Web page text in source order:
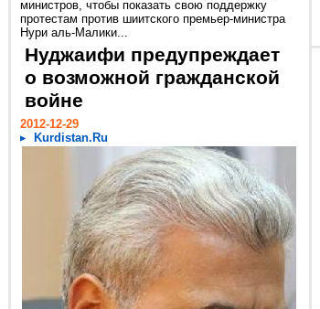
министров, чтобы показать свою поддержку
протестам против шиитского премьер-министра
Нури аль-Малики...
Нуджаифи предупреждает
о возможной гражданской
войне
2012-12-29
Kurdistan.Ru